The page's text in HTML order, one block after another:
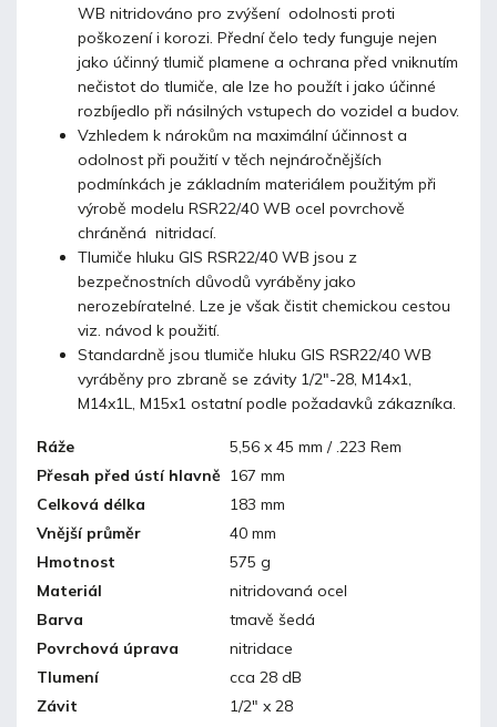
WB nitridováno pro zvýšení odolnosti proti
poškození i korozi. Přední čelo tedy funguje nejen
jako účinný tlumič plamene a ochrana před vniknutím
nečistot do tlumiče, ale lze ho použít i jako účinné
rozbíjedlo při násilných vstupech do vozidel a budov.
Vzhledem k nárokům na maximální účinnost a
odolnost při použití v těch nejnáročnějších
podmínkách je základním materiálem použitým při
výrobě modelu RSR22/40 WB ocel povrchově
chráněná nitridací.
Tlumiče hluku GIS RSR22/40 WB jsou z
bezpečnostních důvodů vyráběny jako
nerozebíratelné. Lze je však čistit chemickou cestou
viz. návod k použití.
Standardně jsou tlumiče hluku GIS RSR22/40 WB
vyráběny pro zbraně se závity 1/2″-28, M14x1,
M14x1L, M15x1 ostatní podle požadavků zákazníka.
Ráže
5,56 x 45 mm / .223 Rem
Přesah před ústí hlavně 167 mm
Celková délka
183 mm
Vnější průměr
40 mm
Hmotnost
575 g
Materiál
nitridovaná ocel
Barva
tmavě šedá
Povrchová úprava
nitridace
Tlumení
cca 28 dB
Závit
1/2" x 28